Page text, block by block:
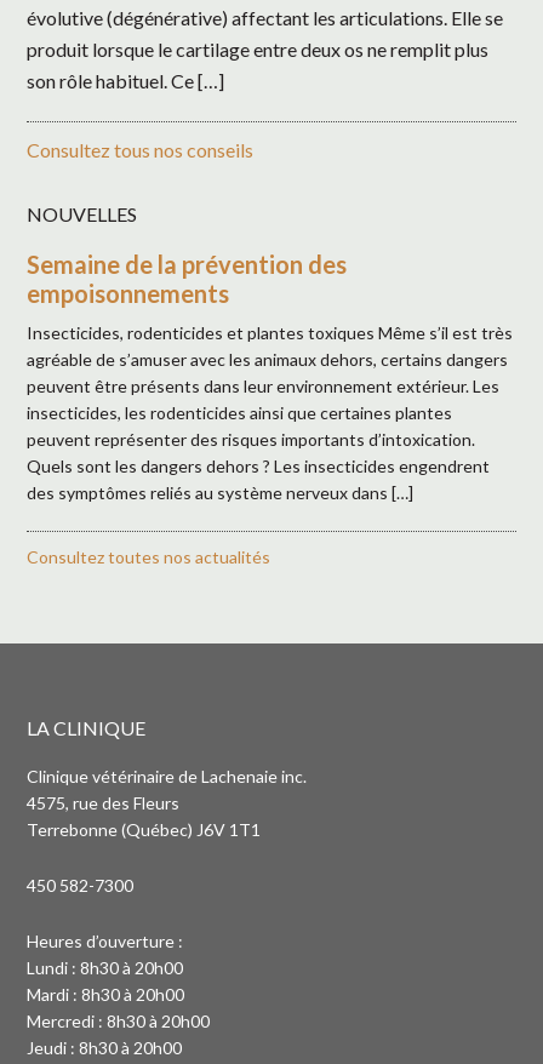
évolutive (dégénérative) affectant les articulations. Elle se
produit lorsque le cartilage entre deux os ne remplit plus
son rôle habituel. Ce […]
Consultez tous nos conseils
NOUVELLES
Semaine de la prévention des
empoisonnements
Insecticides, rodenticides et plantes toxiques Même s’il est très
agréable de s’amuser avec les animaux dehors, certains dangers
peuvent être présents dans leur environnement extérieur. Les
insecticides, les rodenticides ainsi que certaines plantes
peuvent représenter des risques importants d’intoxication.
Quels sont les dangers dehors ? Les insecticides engendrent
des symptômes reliés au système nerveux dans […]
Consultez toutes nos actualités
LA CLINIQUE
Clinique vétérinaire de Lachenaie inc.
4575, rue des Fleurs
Terrebonne (Québec) J6V 1T1
450 582-7300
Heures d’ouverture :
Lundi : 8h30 à 20h00
Mardi : 8h30 à 20h00
Mercredi : 8h30 à 20h00
Jeudi : 8h30 à 20h00